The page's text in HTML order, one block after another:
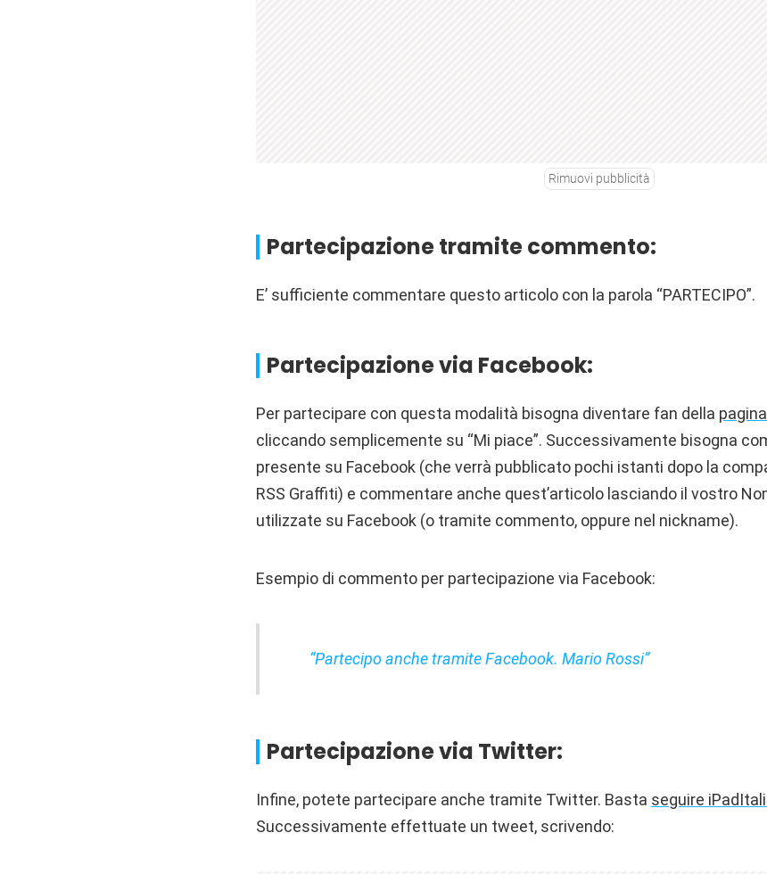
Rimuovi pubblicità
Partecipazione tramite commento:
E’ sufficiente commentare questo articolo con la parola “PARTECIPO”.
Partecipazione via Facebook:
Per partecipare con questa modalità bisogna diventare fan della
cliccando semplicemente su “Mi piace”. Successivamente bisogna
presente su Facebook (che verrà pubblicato pochi istanti dopo la
RSS Graffiti) e commentare anche quest’articolo lasciando il vostro
utilizzate su Facebook (o tramite commento, oppure nel nickname).
Esempio di commento per partecipazione via Facebook:
“Partecipo anche tramite Facebook. Mario Rossi”
Partecipazione via Twitter:
Infine, potete partecipare anche tramite Twitter. Basta seguire
Successivamente effettuate un tweet, scrivendo: